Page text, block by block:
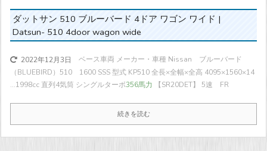
ダットサン 510 ブルーバード 4ドア ワゴン ワイド |
Datsun- 510 4door wagon wide
2022年12月3日
ベース車両 メーカー・車種 Nissan ブルーバード
（BLUEBIRD）510 1600 SSS 型式 KP510 全長×全幅×全高 4095×1560×14
...1998cc 直列4気筒 シングルターボ356馬力 【SR20DET】 5速 FR
続きを読む